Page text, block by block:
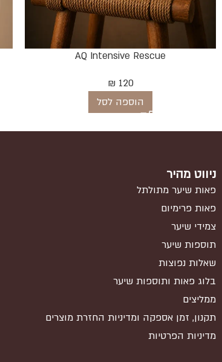
AQ Intensive Rescue
₪ 120
הוספה לסל
ניווט מהיר
פאות שיער מתולתל
פאות פרימיום
צמידי שיער
תוספות שיער
שאלות נפוצות
בלוג פאות ותוספות שיער
ממליצים
תקנון, זמן אספקה ומדיניות החזרת מוצרים
מדיניות הפרטיות